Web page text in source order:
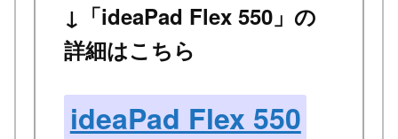
↓「ideaPad Flex 550」の
詳細はこちら
ideaPad Flex 550